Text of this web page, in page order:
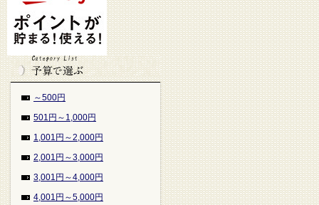
～500円
501円～1,000円
1,001円～2,000円
2,001円～3,000円
3,001円～4,000円
4,001円～5,000円